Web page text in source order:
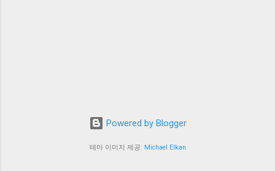
Powered by Blogger
테마 이미지 제공: Michael Elkan